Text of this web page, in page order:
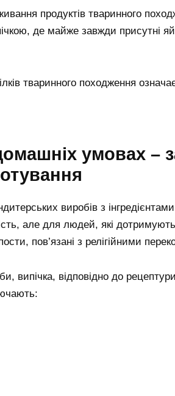
продуктів тваринного
де майже завжди присутні
тваринного походження
умовах –
виробів з
але для людей, які
пов’язані з релігійними
випічка, відповідно до